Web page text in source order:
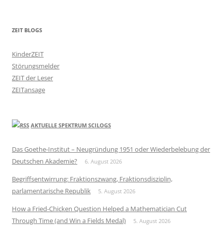
ZEIT BLOGS
KinderZEIT
Störungsmelder
ZEIT der Leser
ZEITansage
AKTUELLE SPEKTRUM SCILOGS
Das Goethe-Institut – Neugründung 1951 oder Wiederbelebung der
Deutschen Akademie?
6. August 2026
Begriffsentwirrung: Fraktionszwang, Fraktionsdisziplin,
parlamentarische Republik
5. August 2026
How a Fried-Chicken Question Helped a Mathematician Cut
Through Time (and Win a Fields Medal)
5. August 2026